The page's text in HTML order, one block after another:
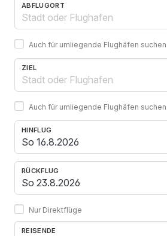
ABFLUGORT
Auch für umliegende Flughäfen suchen
ZIEL
Auch für umliegende Flughäfen suchen
HINFLUG
RÜCKFLUG
Nur Direktflüge
REISENDE